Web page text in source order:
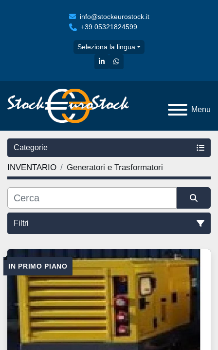
info@stockeurostock.it
+39 05321824599
Seleziona la lingua
linkedinwhatsapp
Menu
Categorie
INVENTARIO Generatori e Trasformatori
Filtri
Ordina per
IN PRIMO PIANO